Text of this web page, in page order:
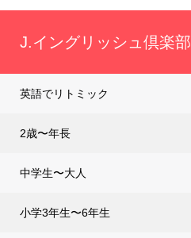
J.イングリッシュ倶楽部
英語でリトミック
2歳〜年長
中学生〜大人
小学3年生〜6年生